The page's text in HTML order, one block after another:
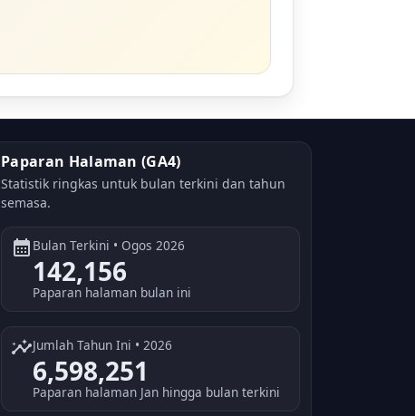
Paparan Halaman (GA4)
Statistik ringkas untuk bulan terkini dan tahun
semasa.
calendar_month Bulan Terkini • Ogos 2026
142,156
Paparan halaman bulan ini
insightsJumlah Tahun Ini • 2026
6,598,251
Paparan halaman Jan hingga bulan terkini